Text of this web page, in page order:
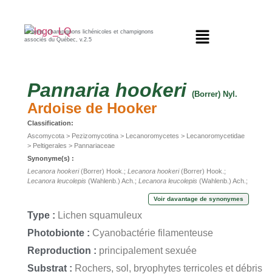
Lichens, champignons lichénicoles et champignons
associés du Québec, v.2.5
Pannaria hookeri (Borrer) Nyl.
Ardoise de Hooker
Classification:
Ascomycota > Pezizomycotina > Lecanoromycetes > Lecanoromycetidae
> Peltigerales > Pannariaceae
Synonyme(s) :
Lecanora hookeri(Borrer) Hook.; Lecanora hookeri(Borrer) Hook.;
Lecanora leucolepis (Wahlenb.) Ach.; Lecanora leucolepis (Wahlenb.) Ach.;
Pannaria leucolepis(Wahlenb.) Nyl.;Pannaria
leucolepis
(Wahlenb.) Nyl.; Parmelia leucolepis
leucolepis (Wahlenb.) Wallr.;Squamaria leucolepis
leucolepisHook.;Zeora hookeri (Borrer) Flot.; Zeora hookeri(Borrer) Flot.
Voir davantage de synonymes
Type : Lichen squamuleux
Photobionte : Cyanobactérie filamenteuse
Reproduction : principalement sexuée
Substrat : Rochers, sol, bryophytes terricoles et débris